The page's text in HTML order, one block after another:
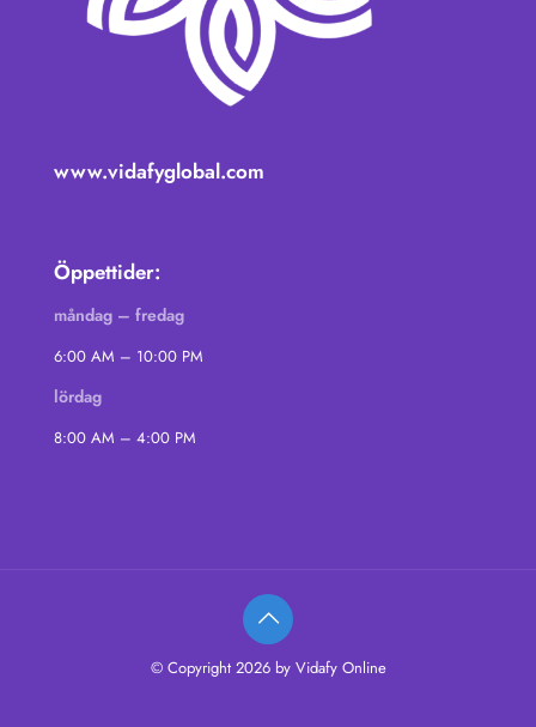
www.vidafyglobal.com
Öppettider:
måndag – fredag
6:00 AM – 10:00 PM
lördag
8:00 AM – 4:00 PM
© Copyright 2026 by Vidafy Online